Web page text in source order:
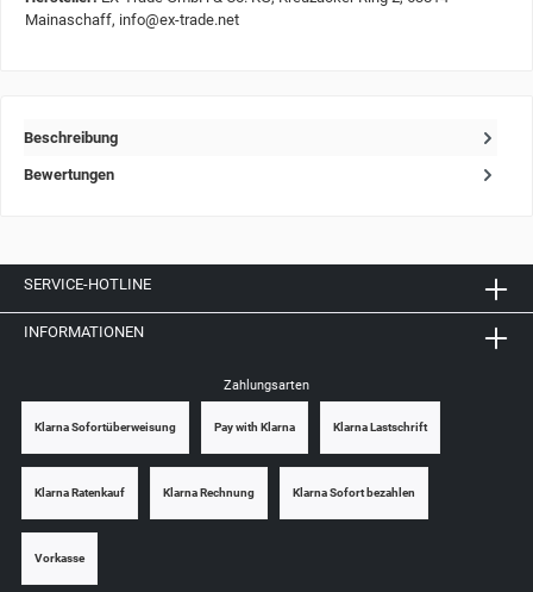
Mainaschaff, info@ex-trade.net
Beschreibung
Bewertungen
SERVICE-HOTLINE
INFORMATIONEN
Zahlungsarten
Klarna Sofortüberweisung Pay with Klarna Klarna Lastschrift
Klarna Ratenkauf Klarna Rechnung Klarna Sofort bezahlen
Vorkasse